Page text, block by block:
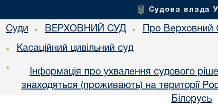
Судова влада
Суди • ВЕРХОВНИЙ СУД • Про Верховний
• Касаційний цивільний суд
•
Інформація про ухвалення судового
знаходяться (проживають) на території
Білорусь